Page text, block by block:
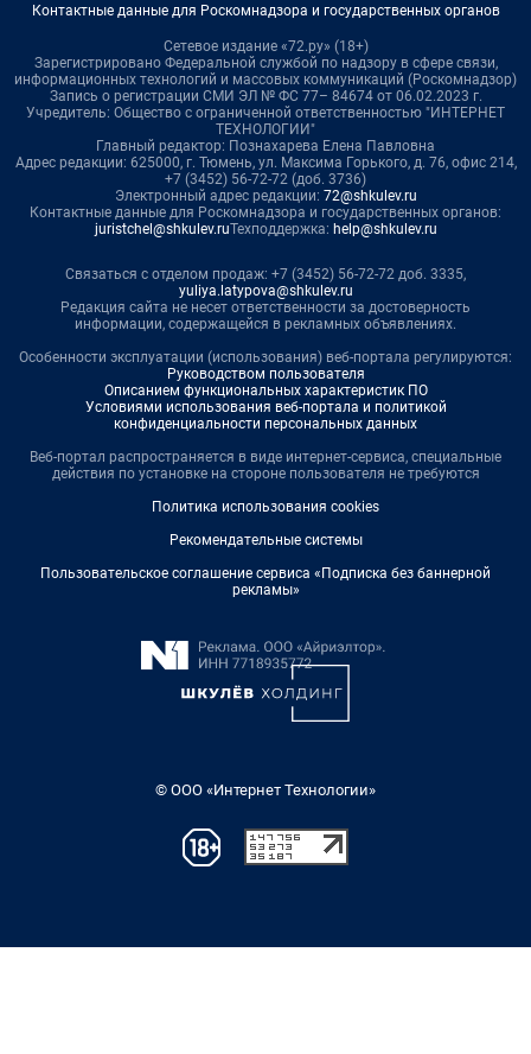
Контактные данные для Роскомнадзора и государственных органов
Сетевое издание «72.ру» (18+)
Зарегистрировано Федеральной службой по надзору в сфере связи,
информационных технологий и массовых коммуникаций (Роскомнадзор)
Запись о регистрации СМИ ЭЛ № ФС 77– 84674 от 06.02.2023 г.
Учредитель: Общество с ограниченной ответственностью "ИНТЕРНЕТ
ТЕХНОЛОГИИ"
Главный редактор: Познахарева Елена Павловна
Адрес редакции: 625000, г. Тюмень, ул. Максима Горького, д. 76, офис 214,
+7 (3452) 56-72-72 (доб. 3736)
Электронный адрес редакции: 72@shkulev.ru
Контактные данные для Роскомнадзора и государственных органов:
juristchel@shkulev.ruТехподдержка: help@shkulev.ru
Связаться с отделом продаж: +7 (3452) 56-72-72 доб. 3335,
yuliya.latypova@shkulev.ru
Редакция сайта не несет ответственности за достоверность
информации, содержащейся в рекламных объявлениях.
Особенности эксплуатации (использования) веб-портала регулируются:
Руководством пользователя
Описанием функциональных характеристик ПО
Условиями использования веб-портала и политикой
конфиденциальности персональных данных
Веб-портал распространяется в виде интернет-сервиса, специальные
действия по установке на стороне пользователя не требуются
Политика использования cookies
Рекомендательные системы
Пользовательское соглашение сервиса «Подписка без баннерной
рекламы»
© ООО «Интернет Технологии»